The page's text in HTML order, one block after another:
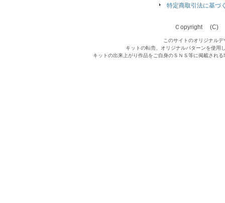
特定商取引法に基づ
Ｃopyright (C)
このサイトのオリジナル
キットの転売、オリジナルパターンを使用
キットの出来上がり作品をご自身のＳＮＳ等に掲載され